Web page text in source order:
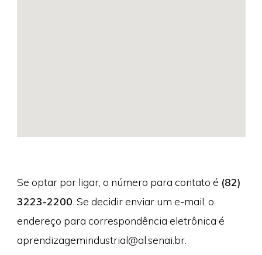
Se optar por ligar, o número para contato é (82)
3223-2200 . Se decidir enviar um e-mail, o
endereço para correspondência eletrônica é
aprendizagemindustrial@al.senai.br.